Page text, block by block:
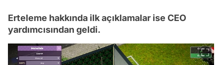
Erteleme hakkında ilk açıklamalar ise CEO
yardımcısından geldi.